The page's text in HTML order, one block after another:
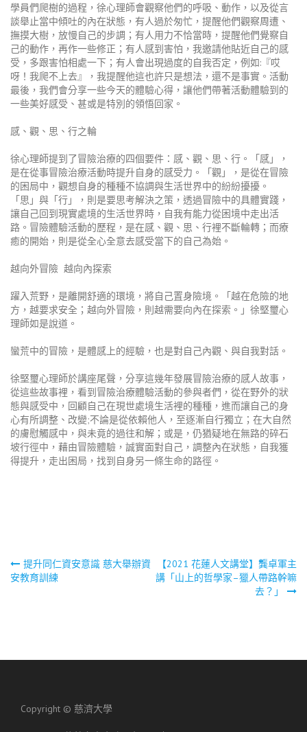
學員們爬樹的過程，徐心理師會觀察他們的呼吸、動作，以及從言
談舉止當中傾吐的內在狀態，有人過於匆忙，提醒他們觀察周遭、
撫摸大樹，放慢自己的步調；有人用力不恰當時，提醒他們覺察自
己的動作，再作一些修正；有人感到害怕，我邀請他貼近自己的感
受，多跟害怕相處一下；有人會出現過度的自我否定，例如:『哎
呀！我爬不上去』，我提醒他這也許只是想法，還不是事實。活動
最後，我們會分享一些今天的體驗心得，讓他們帶著活動體驗到的
一些美好感受、甚或是特別的領悟回家。
感、觀、思、行之輪
徐心理師提到了冒險治療的四個要件：感、觀、思、行。「感」，
是在從事冒險治療活動時提升自身的感受力。「觀」，是從在冒險
的困局中，觀想自身的種種不協調與生活世界中的紛紛擾擾。
「思」與「行」，則是要思考解決之策，透過冒險中的具體實踐，
讓自己回到現實處境的生活世界時，自我有能力從困境中走出活
路。冒險體驗活動的歷程，是在感、觀、思、行裡不斷輪轉；而療
癒的開始，則是從全心全意去感受當下的自己為始。
越向外冒險 越向內探索
躍入荒野，是離開舒適的環境，將自己置身險境。「越在危險的地
方，越要求安全；越向外冒險，則越需要向內在探索。」 徐堅璽心
理師如是說道。
蠻荒中的冒險，是體感上的經驗，也是對自己內觀、與自我對話。
徐堅璽心理師於講座尾聲，分享這幾年發展冒險治療的感人故事，
從這些故事裡，看到冒險治療體驗活動的參與者們，從在野外的狀
態與感受中，回顧自己在現世處境生活裡的種種，進而讓自己的身
心有所調整、改變;不論是從依賴他人，至逐漸自行獨立；在大自然
的膚慰觸感中，與未竟的過往和解；或是，仍猶疑地在無路的碎石
坡行徑中，藉由冒險體驗，誠實面對自己，調整內在狀態，自我獲
得提升，走出困局，找到自身另一條生命的路徑。
文
覽
提升同仁資安意識 慈大舉辦資
安教育訓練
【2021 花蓮人文講堂】龔卓軍主
講「山上的哲學家–獵人帶路幹嘛
去？」
Copyright © 慈濟大學